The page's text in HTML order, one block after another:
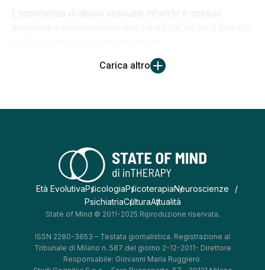
Carica altro
Età EvolutivaPsicologiaPsicoterapiaNeuroscienze
PsichiatriaCulturaAttualità
State of Mind © 2011-2025 Riproduzione riservata.
ISSN 2280-3653 – Testata giornalistica. Registrazione al
Tribunale di Milano n. 587 del giorno 2-12-2011- Direttore
Responsabile: Giovanni Maria Ruggiero.